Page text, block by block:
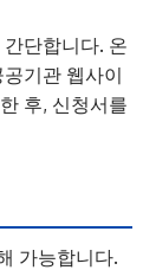
단합니다. 온
기관 웹사이
후, 신청서를
가능합니다.